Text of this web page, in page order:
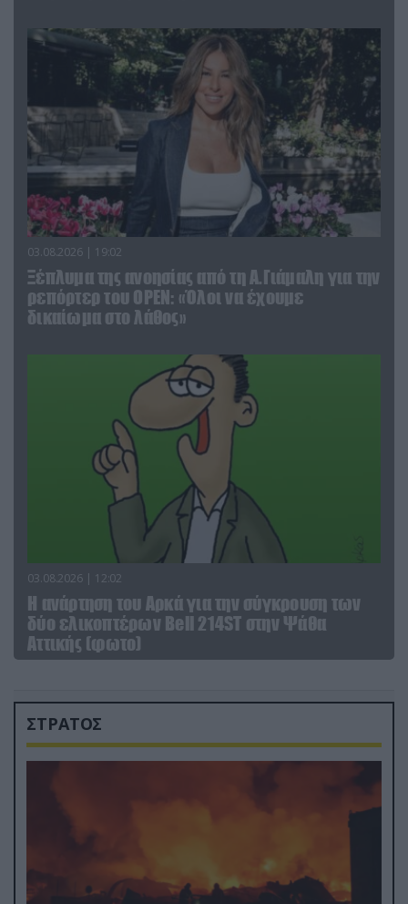
03.08.2026 | 19:02
Ξέπλυμα της ανοησίας από τη Α.Γιάμαλη για την
ρεπόρτερ του ΟΡΕΝ: «Όλοι να έχουμε
δικαίωμα στο λάθος»
03.08.2026 | 12:02
Η ανάρτηση του Αρκά για την σύγκρουση των
δύο ελικοπτέρων Bell 214ST στην Ψάθα
Αττικής (φωτο)
ΣΤΡΑΤΟΣ